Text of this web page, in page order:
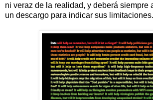
ni veraz de la realidad, y deberá siempre
un descargo para indicar sus limitaciones.